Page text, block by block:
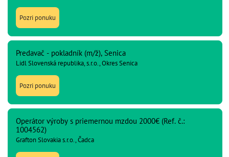
Pozri ponuku
Predavač - pokladník (m/ž), Senica
Lidl Slovenská republika, s.r.o., Okres Senica
Pozri ponuku
Operátor výroby s priemernou mzdou 2000€ (Ref. č.:
1004562)
Grafton Slovakia s.r.o., Čadca